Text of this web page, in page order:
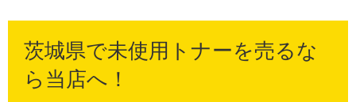
茨城県で未使用トナーを売るな
ら当店へ！